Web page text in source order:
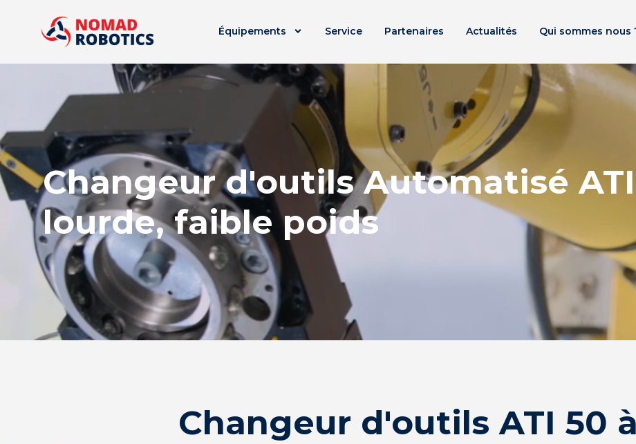
Équipements Service Partenaires Actualités Qui sommes nous
Changeur d'outils Automatisé
lourde, faible poids
Changeur d'outils ATI 50